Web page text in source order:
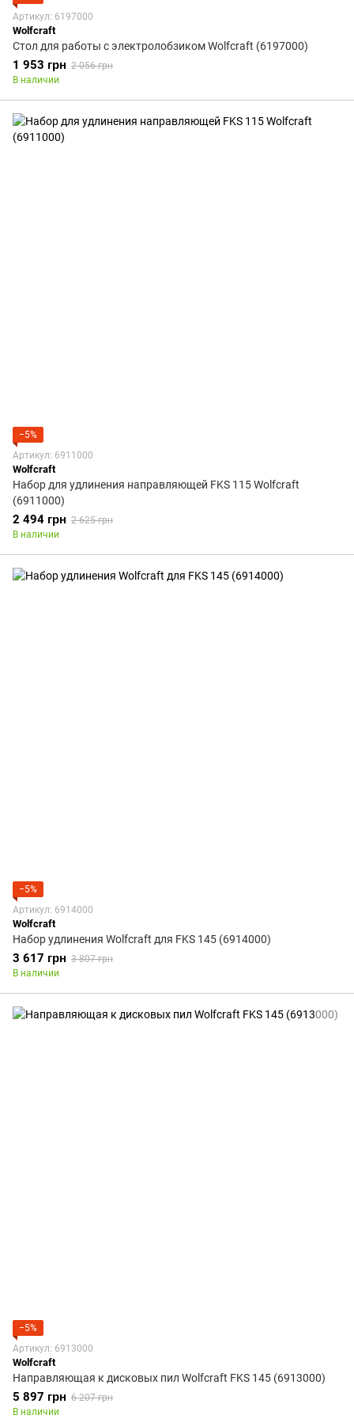
Артикул: 6197000
Wolfcraft
Стол для работы с электролобзиком Wolfcraft (6197000)
1 953 грн 2 056 грн
В наличии
−5%
Артикул: 6911000
Wolfcraft
Набор для удлинения направляющей FKS 115 Wolfcraft
(6911000)
2 494 грн 2 625 грн
В наличии
−5%
Артикул: 6914000
Wolfcraft
Набор удлинения Wolfcraft для FKS 145 (6914000)
3 617 грн 3 807 грн
В наличии
−5%
Артикул: 6913000
Wolfcraft
Направляющая к дисковых пил Wolfcraft FKS 145 (6913000)
5 897 грн 6 207 грн
В наличии